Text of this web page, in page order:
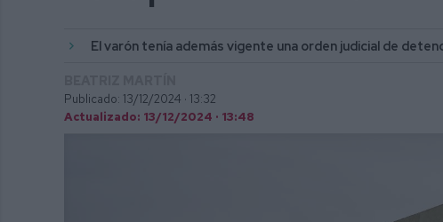
El varón tenía además vigente una orden judicial de
Publicado: 13/12/2024 · 13:32
Actualizado: 13/12/2024 · 13:48